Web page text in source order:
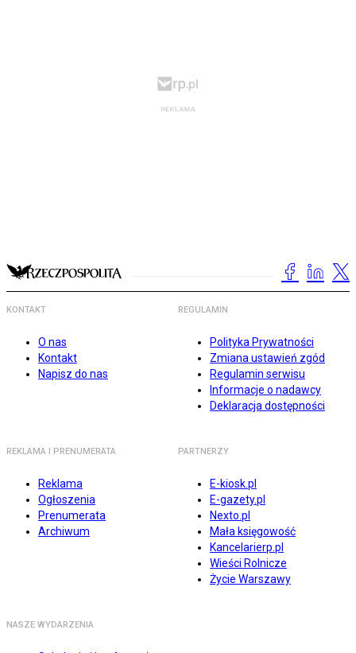
KONTAKT
O nas
Kontakt
Napisz do nas
REGULAMIN
Polityka Prywatności
Zmiana ustawień zgód
Regulamin serwisu
Informacje o nadawcy
Deklaracja dostępności
REKLAMA I PRENUMERATA
Reklama
Ogłoszenia
Prenumerata
Archiwum
PARTNERZY
E-kiosk.pl
E-gazety.pl
Nexto.pl
Mała księgowość
Kancelarierp.pl
Wieści Rolnicze
Życie Warszawy
NASZE WYDARZENIA